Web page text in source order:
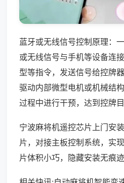
蓝牙或无线信号控制原理：
或无线信号与手机等设备连
型等指令，发送信号给控牌
驱动内部微型电机或机械结
过程中进行干预，达到控牌目
宁波麻将机遥控芯片上门安
片，对接主板控制系统，实
片体积小巧，隐藏安装无痕迹